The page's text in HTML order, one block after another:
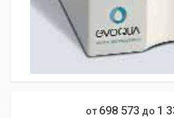
от 698 573 до 1